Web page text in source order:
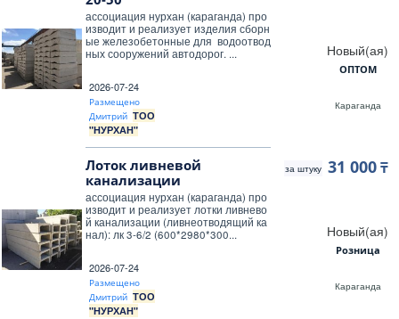
ассоциация нурхан (караганда) про
изводит и реализует изделия сборн
ые железобетонные для водоотвод
ных сооружений автодорог. ...
Новый(ая)
ОПТОМ
Караганда
2026-07-24
Размещено
Дмитрий ТОО
"НУРХАН"
Лоток ливневой
канализации
за штуку 31 000₸
ассоциация нурхан (караганда) про
изводит и реализует лотки ливнево
й канализации (ливнеотводящий ка
нал): лк 3-6/2 (600*2980*300...
Новый(ая)
Розница
Караганда
2026-07-24
Размещено
Дмитрий ТОО
"НУРХАН"